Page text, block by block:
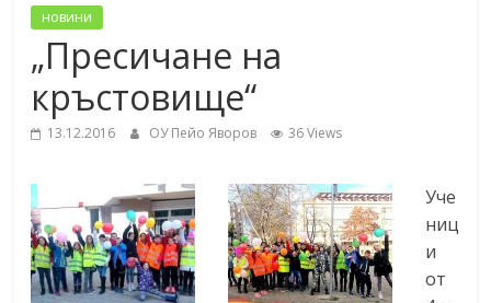
новини
„Пресичане на
кръстовище“
13.12.2016 ОУ Пейо Яворов 36 Views
Уче
ниц
и
от